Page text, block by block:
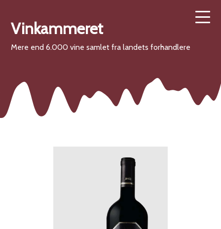
Vinkammeret
Mere end 6.000 vine samlet fra landets forhandlere